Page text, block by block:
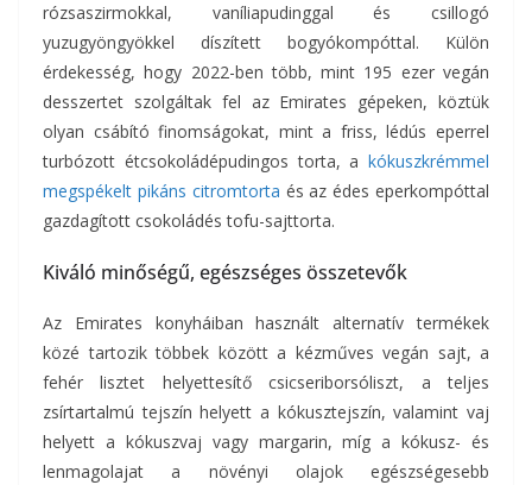
rózsaszirmokkal, vaníliapudinggal és csillogó
yuzugyöngyökkel díszített bogyókompóttal. Külön
érdekesség, hogy 2022-ben több, mint 195 ezer vegán
desszertet szolgáltak fel az Emirates gépeken, köztük
olyan csábító finomságokat, mint a friss, lédús eperrel
turbózott étcsokoládépudingos torta, a kókuszkrémmel
megspékelt pikáns citromtorta és az édes eperkompóttal
gazdagított csokoládés tofu-sajttorta.
Kiváló minőségű, egészséges összetevők
Az Emirates konyháiban használt alternatív termékek
közé tartozik többek között a kézműves vegán sajt, a
fehér lisztet helyettesítő csicseriborsóliszt, a teljes
zsírtartalmú tejszín helyett a kókusztejszín, valamint vaj
helyett a kókuszvaj vagy margarin, míg a kókusz- és
lenmagolajat a növényi olajok egészségesebb